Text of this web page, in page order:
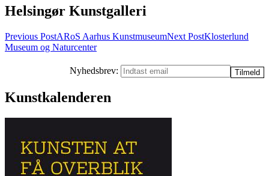
Helsingør Kunstgalleri
Post
navigation
Previous PostARoS Aarhus KunstmuseumNext PostKlosterlund
Museum og Naturcenter
Nyhedsbrev:
Kunstkalenderen